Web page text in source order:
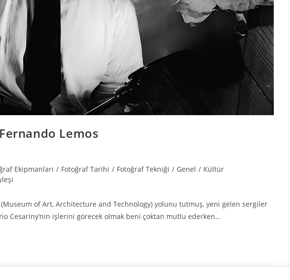
Lemos
Ekipmanları / Fotoğraf Tarihi / Fotoğraf Tekniği / Genel / Kültür
of Art, Architecture and Technology) yolunu tutmuş, yeni gelen sergiler
Cesariny’nin işlerini görecek olmak beni çoktan mutlu ederken…